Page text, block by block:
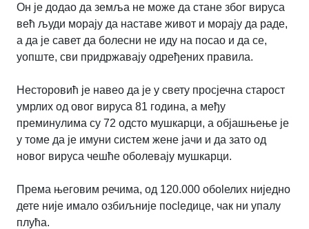
Он је додао да земља не може да стане због вируса
већ људи морају да наставе живот и морају да раде,
а да је савет да болесни не иду на посао и да се,
уопште, сви придржавају одређених правила.
Несторовић је навео да је у свету просјечна старост
умрлих од овог вируса 81 година, а међу
преминулима су 72 одсто мушкарци, а објашњење је
у томе да је имуни систем жене јачи и да зато од
новог вируса чешће оболевају мушкарци.
Према његовим речима, од 120.000 обоlелих ниједно
дете није имало озбиљније посlедице, чак ни упалу
плућа.